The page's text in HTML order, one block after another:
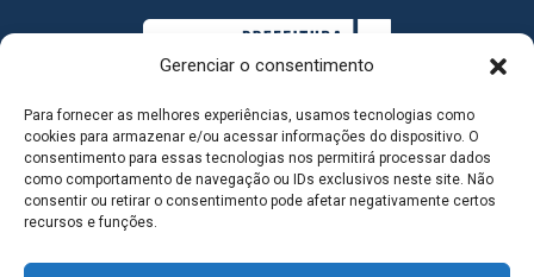
Gerenciar o consentimento
Para fornecer as melhores experiências, usamos tecnologias como
cookies para armazenar e/ou acessar informações do dispositivo. O
consentimento para essas tecnologias nos permitirá processar dados
como comportamento de navegação ou IDs exclusivos neste site. Não
consentir ou retirar o consentimento pode afetar negativamente certos
recursos e funções.
MAPA DO SITE